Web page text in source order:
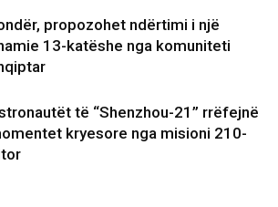
propozohet ndërtimi i një
13-katëshe nga komuniteti
të “Shenzhou-21” rrëfejnë
kryesore nga misioni 210-